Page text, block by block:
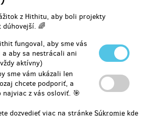
z Hithitu, aby boli projekty
dúhovejší. 🌈
fungoval, aby sme vás
aby sa nestrácali ani
aktívny)
sme vám ukázali len
chcete podporiť, a
z vás osloviť. 🎯
dozvedieť viac na stránke Súkromie kde
na Hithitu
74,18 €
1 800 Kč
zostáva 84 z 100